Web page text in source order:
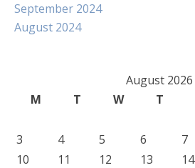
September 2024
August 2024
August 2026
M
T W T
3
4 5 6 7
10
11 12 13 14